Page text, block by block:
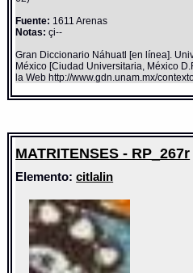
Fuente: 1611 Arenas
Notas: çi--
Gran Diccionario Náhuatl [en línea].
México [Ciudad Universitaria, México
la Web http://www.gdn.unam.mx/
MATRITENSES - RP_267r
Elemento:citlalin